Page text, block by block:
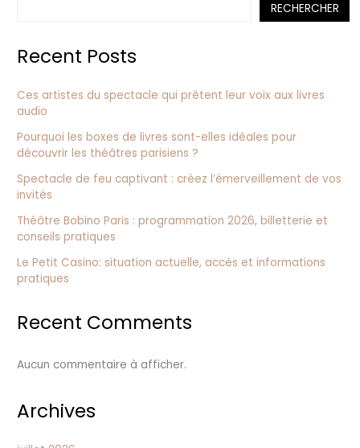
RECHERCHER
Recent Posts
Ces artistes du spectacle qui prêtent leur voix aux livres
audio
Pourquoi les boxes de livres sont-elles idéales pour
découvrir les théâtres parisiens ?
Spectacle de feu captivant : créez l’émerveillement de vos
invités
Théâtre Bobino Paris : programmation 2026, billetterie et
conseils pratiques
Le Petit Casino: situation actuelle, accès et informations
pratiques
Recent Comments
Aucun commentaire à afficher.
Archives